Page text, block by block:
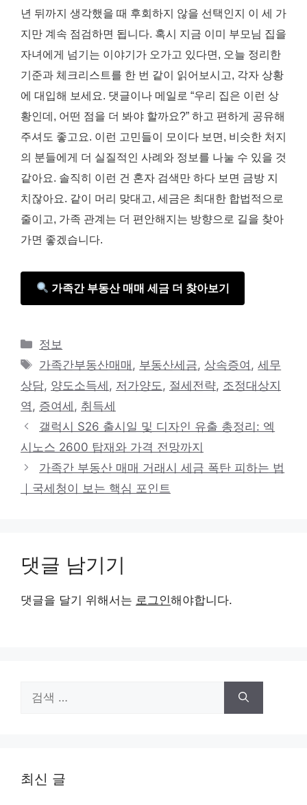
년 뒤까지 생각했을 때 후회하지 않을 선택인지 이 세 가
지만 계속 점검하면 됩니다. 혹시 지금 이미 부모님 집을
자녀에게 넘기는 이야기가 오가고 있다면, 오늘 정리한
기준과 체크리스트를 한 번 같이 읽어보시고, 각자 상황
에 대입해 보세요. 댓글이나 메일로 “우리 집은 이런 상
황인데, 어떤 점을 더 봐야 할까요?” 하고 편하게 공유해
주셔도 좋고요. 이런 고민들이 모이다 보면, 비슷한 처지
의 분들에게 더 실질적인 사례와 정보를 나눌 수 있을 것
같아요. 솔직히 이런 건 혼자 검색만 하다 보면 금방 지
치잖아요. 같이 머리 맞대고, 세금은 최대한 합법적으로
줄이고, 가족 관계는 더 편안해지는 방향으로 길을 찾아
가면 좋겠습니다.
가족간 부동산 매매 세금 더 찾아보기
카
테
리
정보
태
그
가족간부동산매매 , 부동산세금, 상속증여 ,세무
상담, 양도소득세 , 저가양도, 절세전략, 조정대상지
역, 증여세 , 취득세
갤럭시 S26 출시일 및 디자인 유출 총정리: 엑
시노스 2600 탑재와 가격 전망까지
가족간 부동산 매매 거래시 세금 폭탄 피하는 법
｜국세청이 보는 핵심 포인트
댓글 남기기
댓글을 달기 위해서는 로그인해야합니다.
색:
최신 글